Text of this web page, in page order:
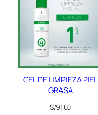
GEL DE LIMPIEZA PIEL
GRASA
S/91.00